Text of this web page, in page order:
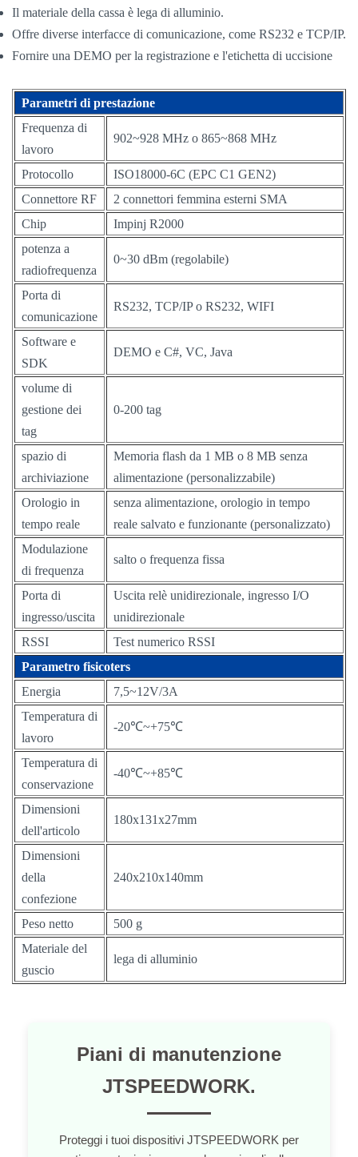
Il materiale della cassa è lega di alluminio.
Offre diverse interfacce di comunicazione, come RS232 e TCP/IP.
Fornire una DEMO per la registrazione e l'etichetta di uccisione
Parametri di prestazione
Frequenza di
lavoro
902~928 MHz o 865~868 MHz
Protocollo
ISO18000-6C (EPC C1 GEN2)
Connettore RF
2 connettori femmina esterni SMA
Chip
Impinj R2000
potenza a
radiofrequenza
0~30 dBm (regolabile)
Porta di
comunicazione
RS232, TCP/IP o RS232, WIFI
Software e
SDK
DEMO e C#, VC, Java
volume di
gestione dei
tag
0-200 tag
spazio di
archiviazione
Memoria flash da 1 MB o 8 MB senza
alimentazione (personalizzabile)
Orologio in
tempo reale
senza alimentazione, orologio in tempo
reale salvato e funzionante (personalizzato)
Modulazione
di frequenza
salto o frequenza fissa
Porta di
ingresso/uscita
Uscita relè unidirezionale, ingresso I/O
unidirezionale
RSSI
Test numerico RSSI
Parametro fisicoters
Energia
7,5~12V/3A
Temperatura di
lavoro
-20℃~+75℃
Temperatura di
conservazione
-40℃~+85℃
Dimensioni
dell'articolo
180x131x27mm
Dimensioni
della
confezione
240x210x140mm
Peso netto
500 g
Materiale del
guscio
lega di alluminio
Piani di manutenzione
JTSPEEDWORK.
Proteggi i tuoi dispositivi JTSPEEDWORK per